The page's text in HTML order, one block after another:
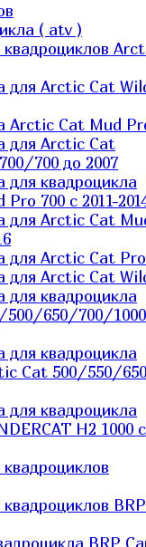
( atv )
для Arctic Cat
Arctic Cat Mud
для Arctic Cat
700 до 2007
квадроцикла
700 с 2011-
для Arctic Cat
для Arctic Cat
для Arctic Cat
квадроцикла
500/650/700/1000
квадроцикла
Cat 500/550/
квадроцикла
H2 1000 c
BRP
BRP